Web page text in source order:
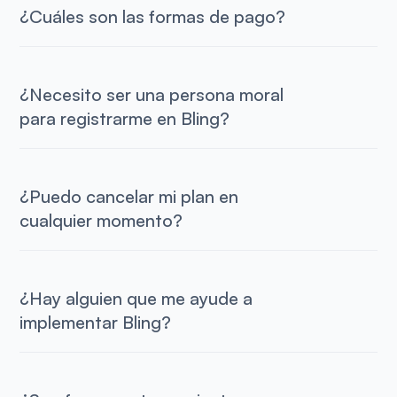
¿Cuáles son las formas de pago?
¿Necesito ser una persona moral
para registrarme en Bling?
¿Puedo cancelar mi plan en
cualquier momento?
¿Hay alguien que me ayude a
implementar Bling?